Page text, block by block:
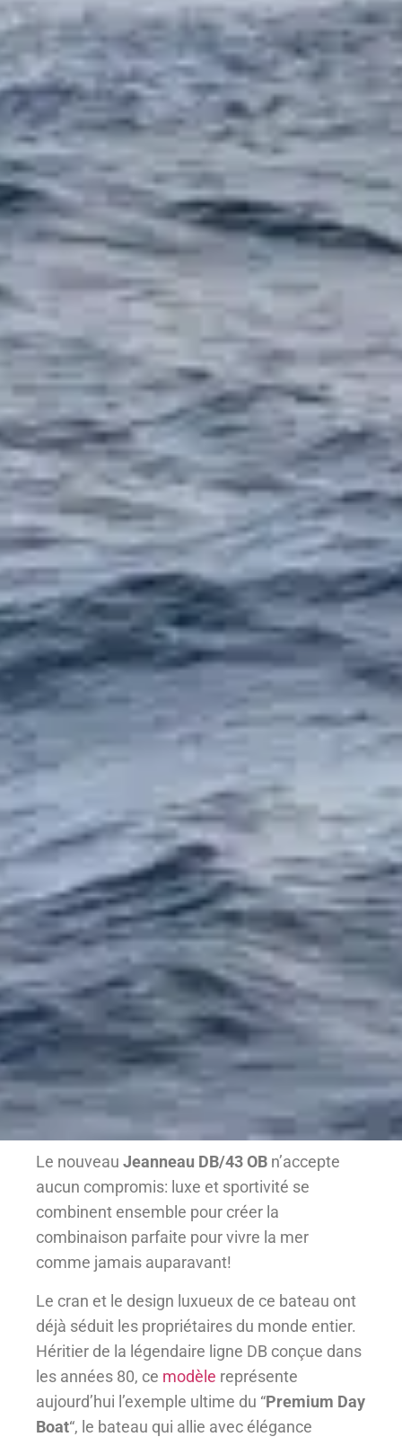
Le nouveau Jeanneau DB/43 OB n’accepte
aucun compromis: luxe et sportivité se
combinent ensemble pour créer la
combinaison parfaite pour vivre la mer
comme jamais auparavant!
Le cran et le design luxueux de ce bateau ont
déjà séduit les propriétaires du monde entier.
Héritier de la légendaire ligne DB conçue dans
les années 80, ce modèle représente
aujourd’hui l’exemple ultime du “Premium Day
Boat“, le bateau qui allie avec élégance